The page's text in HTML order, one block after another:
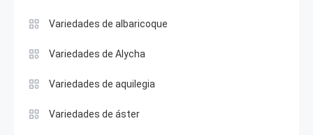
Variedades de albaricoque
Variedades de Alycha
Variedades de aquilegia
Variedades de áster